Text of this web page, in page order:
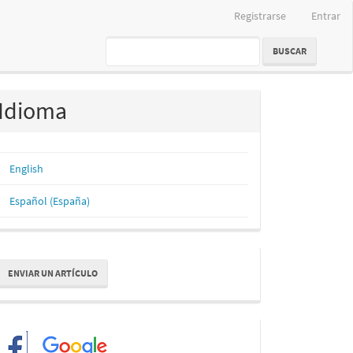
Registrarse Entrar
BUSCAR
Idioma
English
Español (España)
ENVIAR UN ARTÍCULO
Redes